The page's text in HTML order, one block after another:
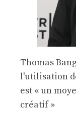
Thomas
l'utilisation
est « un
créatif »